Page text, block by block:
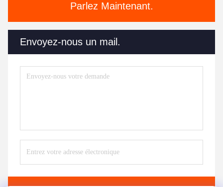
Parlez Maintenant.
Envoyez-nous un mail.